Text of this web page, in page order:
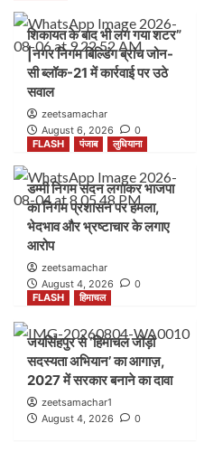
शिकायत के बाद भी लग गया शटर”
|नगर निगम बिल्डिंग ब्रांच जोन-
सी ब्लॉक-21 में कार्रवाई पर उठे
सवाल
zeetsamachar
August 6, 2026
0
FLASH
पंजाब लुधियाना
डम्मी निगम सदन लगाकर भाजपा
का निगम प्रशासन पर हमला,
भेदभाव और भ्रष्टाचार के लगाए
आरोप
zeetsamachar
August 4, 2026
0
FLASH हिमाचल
जयसिंहपुर से ‘हिमाचल जोड़ो
सदस्यता अभियान’ का आगाज़,
2027 में सरकार बनाने का दावा
zeetsamachar1
August 4, 2026
0